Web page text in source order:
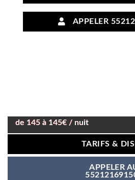
APPELER
de 145 à 145€ / nuit
TARIFS &
APPELER